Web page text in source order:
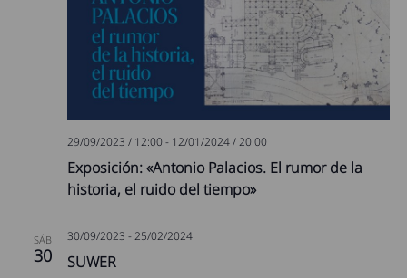
29/09/2023 / 12:00- 12/01/2024 / 20:00
Exposición: «Antonio Palacios. El rumor de la
historia, el ruido del tiempo»
SÁB
30
30/09/2023 -25/02/2024
SUWER